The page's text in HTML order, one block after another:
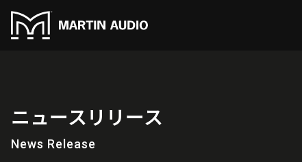
ニュースリリース
News Release